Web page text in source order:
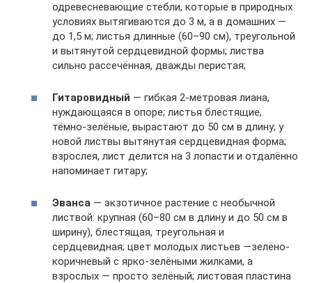
одревесневающие стебли, которые в природных
условиях вытягиваются до 3 м, а в домашних —
до 1,5 м; листья длинные (60–90 см), треугольной
и вытянутой сердцевидной формы; листва
сильно рассечённая, дважды перистая;
Гитаровидный — гибкая 2-метровая лиана,
нуждающаяся в опоре; листья блестящие,
тёмно-зелёные, вырастают до 50 см в длину; у
новой листвы вытянутая сердцевидная форма;
взрослея, лист делится на 3 лопасти и отдалённо
напоминает гитару;
Эванса — экзотичное растение с необычной
листвой: крупная (60–80 см в длину и до 50 см в
ширину), блестящая, треугольная и
сердцевидная; цвет молодых листьев —зелёно-
коричневый с ярко-зелёными жилками, а
взрослых — просто зелёный; листовая пластина